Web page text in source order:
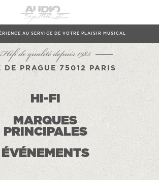
AU SERVICE DE VOTRE PLAISIR MUSICAL
Hifi de qualité depuis 1983
DE PRAGUE 75012 PARIS
HI-FI
MARQUES
PRINCIPALES
ÉVÉNEMENTS